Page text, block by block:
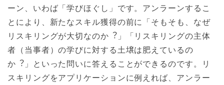
ーン、いわば「学びほぐし」です。アンラーンするこ
とにより、新たなスキル獲得の前に「そもそも、なぜ
リスキリングが⼤切なのか︖」「リスキリングの主体
者（当事者）の学びに対する土壌は肥えているの
か︖」といった問いに答えることができるのです。リ
スキリングをアプリケーションに例えれば、アンラー